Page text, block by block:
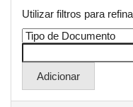
Utilizar filtros para